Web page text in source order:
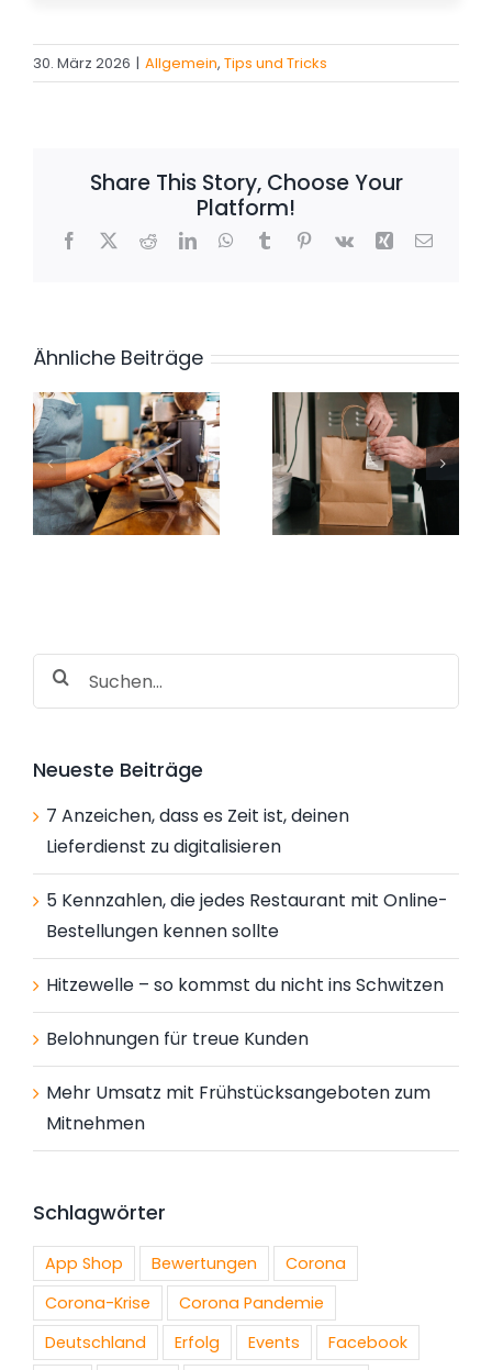
30. März 2026 | Allgemein, Tips und Tricks
Share This Story, Choose Your
Platform!
Facebook RedditLinkedInWhatsApp
Tumblr Pinterest
Vk Xing E-
Ähnliche Beiträge
5 Kennzahlen,
die jedes
Restaurant
mit Online-
Bestellungen
Hitzewelle –
so kommst
du nicht ins
Schwitzen
Suche
nach:
Neueste Beiträge
7 Anzeichen, dass es Zeit ist, deinen
Lieferdienst zu digitalisieren
5 Kennzahlen, die jedes Restaurant mit Online-
Bestellungen kennen sollte
Hitzewelle – so kommst du nicht ins Schwitzen
Belohnungen für treue Kunden
Mehr Umsatz mit Frühstücksangeboten zum
Mitnehmen
Schlagwörter
App Shop Bewertungen
Corona
Corona-Krise
Corona Pandemie
Deutschland
Erfolg Events
Facebook